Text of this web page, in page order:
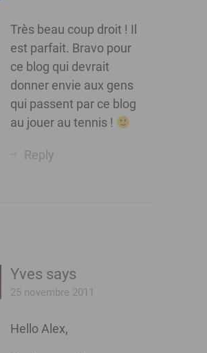
Très beau coup droit ! Il
est parfait. Bravo pour
ce blog qui devrait
donner envie aux gens
qui passent par ce blog
au jouer au tennis !
Reply
Yves says
25 novembre 2011
Hello Alex,